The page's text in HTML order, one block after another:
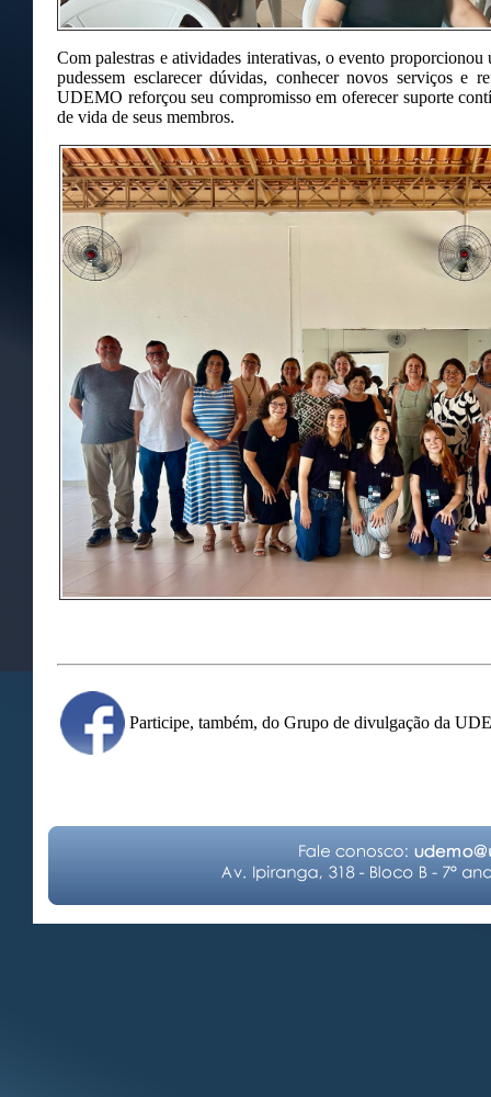
Com palestras e atividades interativas, o evento proporcionou
pudessem esclarecer dúvidas, conhecer novos serviços e
UDEMO reforçou seu compromisso em oferecer suporte
de vida de seus membros.
Participe, também, do Grupo de divulgação da